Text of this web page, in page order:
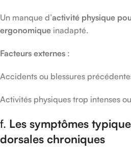
Un manque d’activité physique
ergonomique inadapté.
Facteurs externes :
Accidents ou blessures
Activités physiques trop intenses
f. Les symptômes
dorsales chroniques